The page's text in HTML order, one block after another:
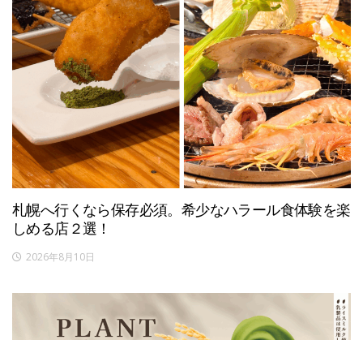
札幌へ行くなら保存必須。希少なハラール食体験を楽
しめる店２選！
2026年8月10日